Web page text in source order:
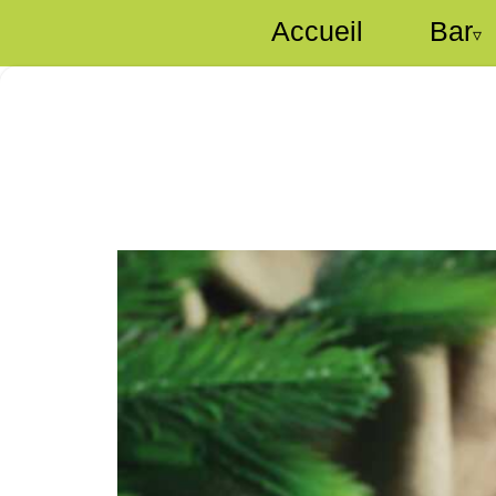
Accueil Bar▿